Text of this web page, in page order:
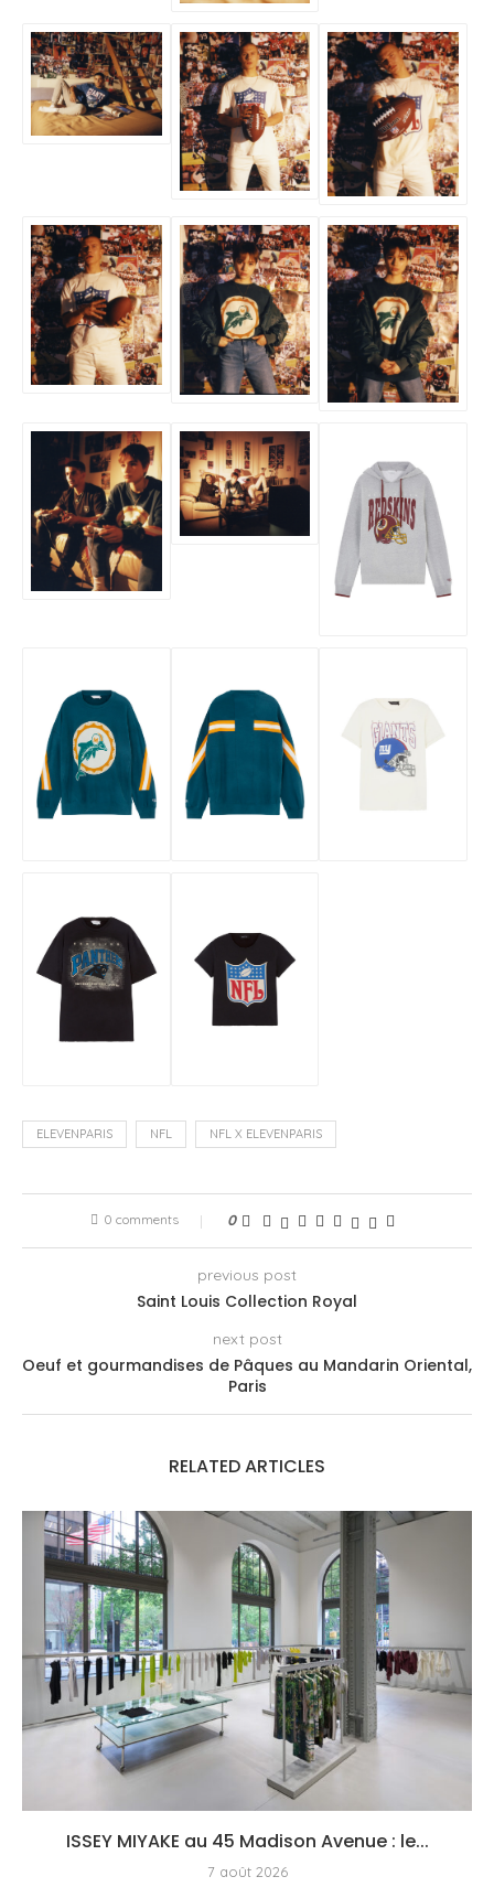
ELEVENPARIS NFL NFL X ELEVENPARIS
0 comments 0
previous post
Saint Louis Collection Royal
next post
Oeuf et gourmandises de Pâques au Mandarin Oriental,
Paris
RELATED ARTICLES
ISSEY MIYAKE au 45 Madison Avenue : le...
7 août 2026